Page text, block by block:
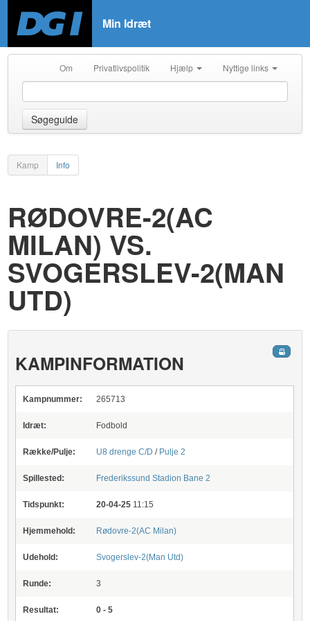
Min Idræt
Om Privatlivspolitik Hjælp Nyttige links
Søgeguide
Kamp Info
RØDOVRE-2(AC
MILAN) VS.
SVOGERSLEV-2(MAN
UTD)
KAMPINFORMATION
Kampnummer: 265713
Idræt: Fodbold
Række/Pulje: U8 drenge C/D/ Pulje 2
Spillested: Frederikssund Stadion Bane 2
Tidspunkt: 20-04-25 11:15
Hjemmehold: Rødovre-2(AC Milan)
Udehold: Svogerslev-2(Man Utd)
Runde: 3
Resultat: 0 - 5